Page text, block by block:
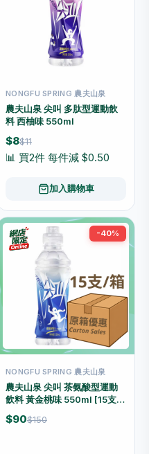
NONGFU SPRING 農夫山泉
農夫山泉 尖叫 多肽型運動飲
料 西柚味 550ml
$8$11
📊 買2件 每件減 $0.50
加入購物車
-40%
NONGFU SPRING 農夫山泉
農夫山泉 尖叫 茶氨酸型運動
飲料 黃金桃味 550ml [15支/
箱]（原箱優惠📦）
$90$150